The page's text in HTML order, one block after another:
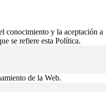
conocimiento y la aceptación a
se refiere esta Política.
de la Web.